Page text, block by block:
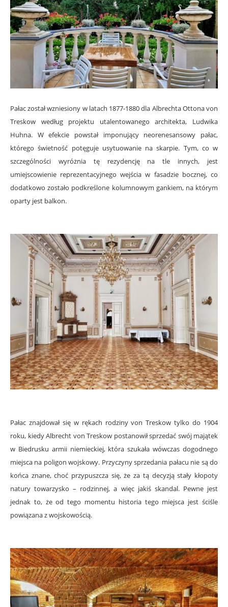
Pałac został wzniesiony w latach 1877-1880 dla Albrechta Ottona von
Treskow według projektu utalentowanego architekta, Ludwika
Huhna. W efekcie powstał imponujący neorenesansowy pałac,
którego świetność potęguje usytuowanie na skarpie. Tym, co w
szczególności wyróżnia tę rezydencję na tle innych, jest
umiejscowienie reprezentacyjnego wejścia w fasadzie bocznej, co
dodatkowo zostało podkreślone kolumnowym gankiem, na którym
oparty jest balkon.
Pałac znajdował się w rękach rodziny von Treskow tylko do 1904
roku, kiedy Albrecht von Treskow postanowił sprzedać swój majątek
w Biedrusku armii niemieckiej, która szukała wówczas dogodnego
miejsca na poligon wojskowy. Przyczyny sprzedania pałacu nie są do
końca znane, choć przypuszcza się, że za tą decyzją stały kłopoty
natury towarzysko – rodzinnej, a więc jakiś skandal. Pewne jest
jednak to, że od tego momentu historia tego miejsca jest ściśle
powiązana z wojskowością.